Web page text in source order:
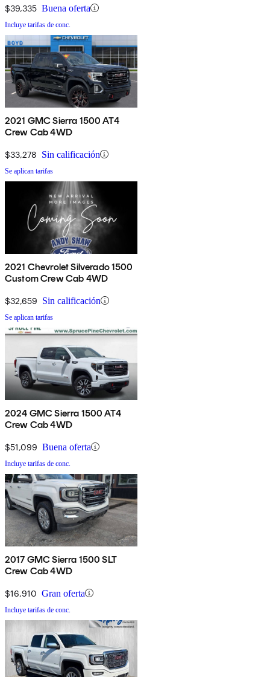
$39,335 Buena oferta
Incluye tarifas de conc.
2021 GMC Sierra 1500 AT4
Crew Cab 4WD
$33,278 Sin calificación
Se aplican tarifas
2021 Chevrolet Silverado 1500
Custom Crew Cab 4WD
$32,659 Sin calificación
Se aplican tarifas
2024 GMC Sierra 1500 AT4
Crew Cab 4WD
$51,099 Buena oferta
Incluye tarifas de conc.
2017 GMC Sierra 1500 SLT
Crew Cab 4WD
$16,910 Gran oferta
Incluye tarifas de conc.